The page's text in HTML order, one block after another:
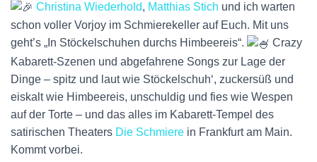
Christina Wiederhold, Matthias Stich und ich warten
schon voller Vorjoy im Schmierekeller auf Euch. Mit uns
geht’s „In Stöckelschuhen durchs Himbeereis“.
Crazy
Kabarett-Szenen und abgefahrene Songs zur Lage der
Dinge – spitz und laut wie Stöckelschuh‘, zuckersüß und
eiskalt wie Himbeereis, unschuldig und fies wie Wespen
auf der Torte – und das alles im Kabarett-Tempel des
satirischen Theaters Die Schmiere in Frankfurt am Main.
Kommt vorbei.